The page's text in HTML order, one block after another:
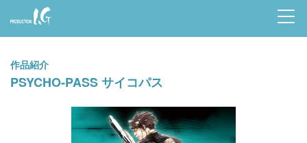
Prod
uctio
n I.G
作品紹介
PSYCHO-PASS サイコパス